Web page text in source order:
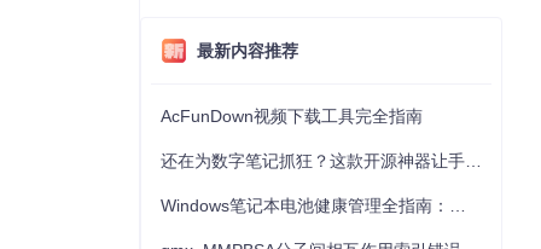
最新内容推荐
AcFunDown视频下载工具完全指南